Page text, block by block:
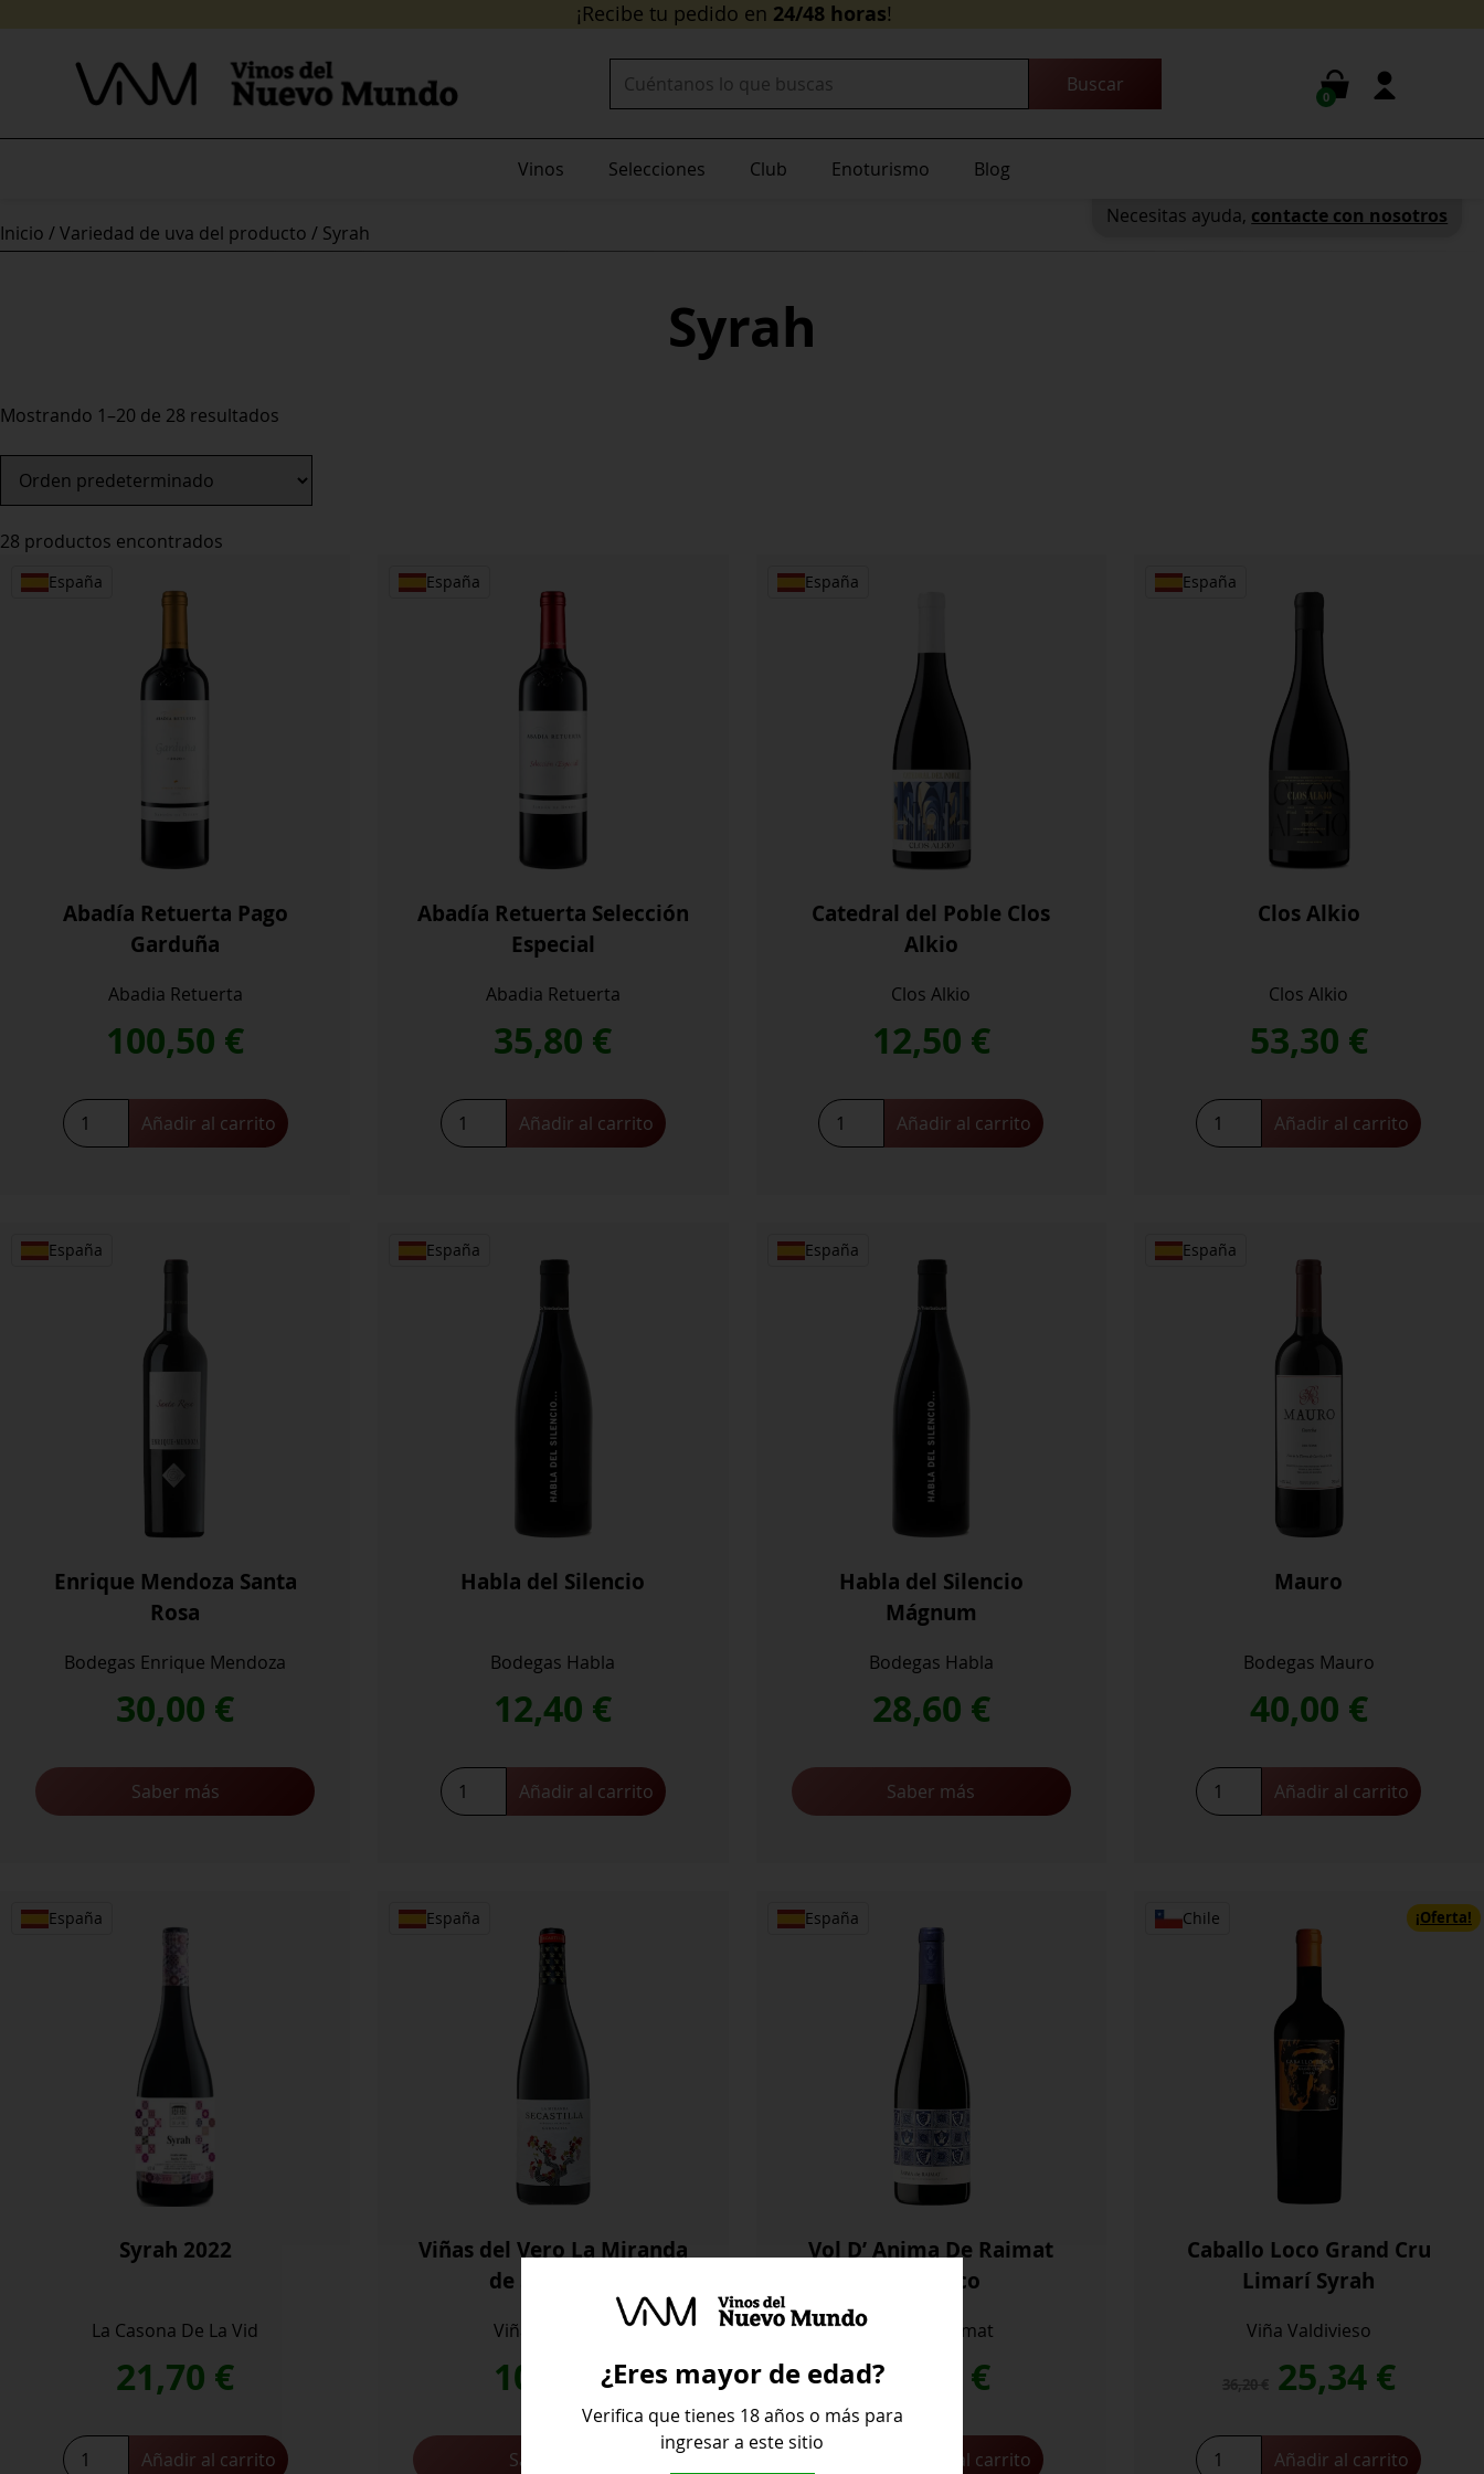
¡Recibe tu pedido en 24/48 horas!
0
Vinos Selecciones Club Enoturismo Blog
Inicio / Variedad de uva del producto / Syrah
Syrah
Mostrando 1–20 de 28 resultados
28 productos encontrados
España
Abadía Retuerta Pago
Garduña
Abadia Retuerta
100,50 €
Abadía
Retuerta
Añadir al carrito
España
Abadía Retuerta Selección
Especial
Abadia Retuerta
35,80 €
Abadía
Retuerta
Añadir al carrito
España
Catedral del Poble Clos
Alkio
Clos Alkio
12,50 €
Catedral
del
cantidad
Añadir al carrito
España
Clos Alkio
Clos Alkio
53,30 €
Añadir al carrito
España
Enrique Mendoza Santa
Rosa
Bodegas Enrique Mendoza
30,00 €
Saber más
España
Habla del Silencio
Bodegas Habla
12,40 €
Habla
del
Añadir al carrito
España
Habla del Silencio
Mágnum
Bodegas Habla
28,60 €
Saber más
España
Mauro
Bodegas Mauro
40,00 €
Mauro
cantidad
Añadir al carrito
España
Syrah 2022
La Casona De La Vid
21,70 €
Syrah
Añadir al carrito
España
Viñas del Vero La Miranda
de Secastilla
Viñas del Vero
10,10 €
Saber más
España
Vol D’ Anima De Raimat
Ecológico
Bodega Raimat
10,10 €
Vol
Añadir al carrito
Chile ¡Oferta!
Caballo Loco Grand Cru
Limarí Syrah
Viña Valdivieso
El
precio
25,34 €El
Caballo
Añadir al carrito
Necesitas ayuda, contacte con nosotros
¿Eres mayor de edad?
Verifica que tienes 18 años o más para
ingresar a este sitio